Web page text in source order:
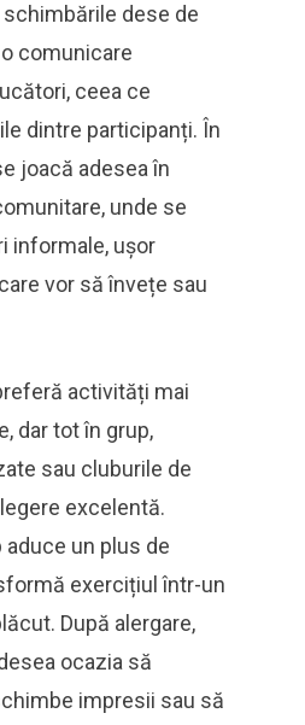
dese de
comunicare
ceea ce
dintre participanți. În
joacă adesea în
unde se
informale, ușor
vor să învețe sau
activități mai
dar tot în grup,
sau cluburile de
excelentă.
aduce un plus de
exercițiul într-un
După alergare,
ocazia să
impresii sau să